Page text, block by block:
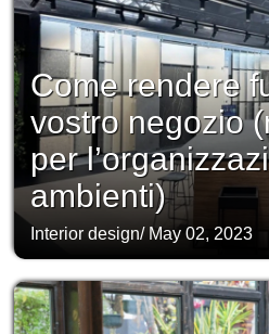
Come rendere
vostro negozio
per
ambienti)
Interior design/ May 02, 2023